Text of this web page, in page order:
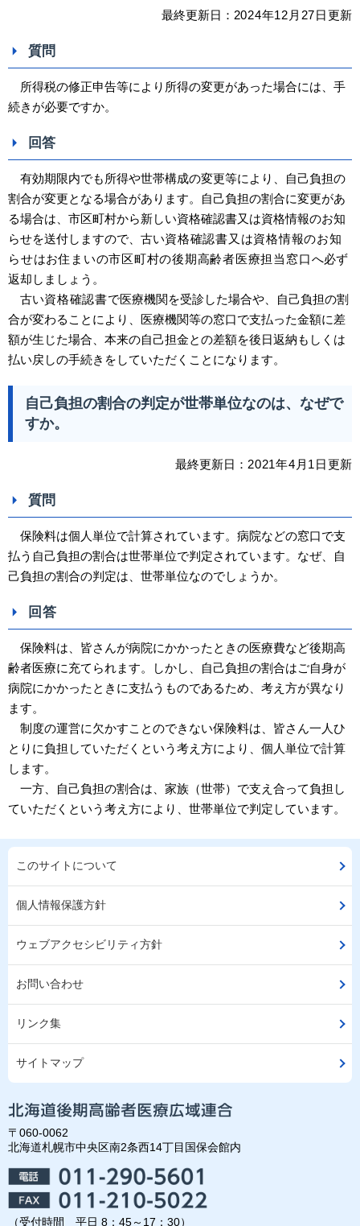
最終更新日：2024年12 月27日更新
質問
所得税の修正申告等により所得の変更があった場合には、手
続きが必要ですか。
回答
有効期限内でも所得や世帯構成の変更等により、自己負担の
割合が変更となる場合があります。自己負担の割合に変更があ
る場合は、市区町村から新しい資格確認書又は資格情報のお知
らせを送付しますので、古い資格確認書又は資格情報のお知
らせはお住まいの市区町村の後期高齢者医療担当窓口へ必ず
返却しましょう。
古い資格確認書で医療機関を受診した場合や、自己負担の割
合が変わることにより、医療機関等の窓口で支払った金額に差
額が生じた場合、本来の自己担金との差額を後日返納もしくは
払い戻しの手続きをしていただくことになります。
自己負担の割合の判定が世帯単位なのは、なぜで
すか。
最終更新日： 2021年4 月1日更新
質問
保険料は個人単位で計算されています。病院などの窓口で支
払う自己負担の割合は世帯単位で判定されています。なぜ、自
己負担の割合の判定は、世帯単位なのでしょうか。
回答
保険料は、皆さんが病院にかかったときの医療費など後期高
齢者医療に充てられます。しかし、自己負担の割合はご自身が
病院にかかったときに支払うものであるため、考え方が異なり
ます。
制度の運営に欠かすことのできない保険料は、皆さん一人ひ
とりに負担していただくという考え方により、個人単位で計算
します。
一方、自己負担の割合は、家族（世帯）で支え合って負担し
ていただくという考え方により、世帯単位で判定しています。
このサイトについて
個人情報保護方針
ウェブアクセシビリティ方針
お問い合わせ
リンク集
サイトマップ
〒060-0062
北海道札幌市中央区南2条西14丁目国保会館内
（受付時間 平日 8：45～17：30）